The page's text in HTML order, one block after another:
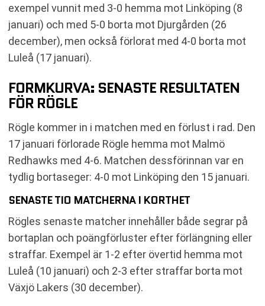
exempel vunnit med 3-0 hemma mot Linköping (8
januari) och med 5-0 borta mot Djurgården (26
december), men också förlorat med 4-0 borta mot
Luleå (17 januari).
FORMKURVA: SENASTE RESULTATEN
FÖR RÖGLE
Rögle kommer in i matchen med en förlust i rad. Den
17 januari förlorade Rögle hemma mot Malmö
Redhawks med 4-6. Matchen dessförinnan var en
tydlig bortaseger: 4-0 mot Linköping den 15 januari.
SENASTE TIO MATCHERNA I KORTHET
Rögles senaste matcher innehåller både segrar på
bortaplan och poängförluster efter förlängning eller
straffar. Exempel är 1-2 efter övertid hemma mot
Luleå (10 januari) och 2-3 efter straffar borta mot
Växjö Lakers (30 december).